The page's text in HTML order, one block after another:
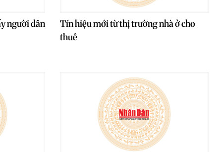
người dân
Tín hiệu mới từ thị trường nhà ở cho
thuê